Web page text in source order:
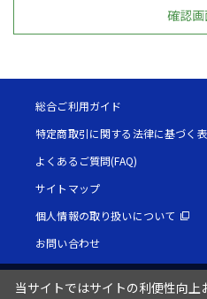
総合ご利用ガイド
特定商取引に関する法律に基づく
よくあるご質問(FAQ)
サイトマップ
個人情報の取り扱いについて
お問い合わせ
当サイトではサイトの利便性向